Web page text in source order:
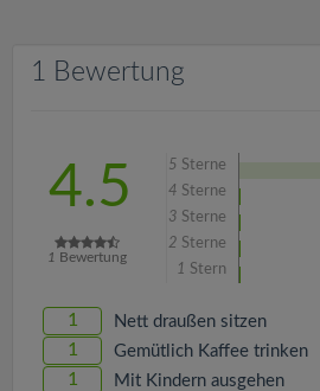
1 Bewertung
4.5
1 Bewertung
5 Sterne
4 Sterne
3 Sterne
2 Sterne
1 Stern
1 Nett draußen sitzen
1 Gemütlich Kaffee trinken
1 Mit Kindern ausgehen